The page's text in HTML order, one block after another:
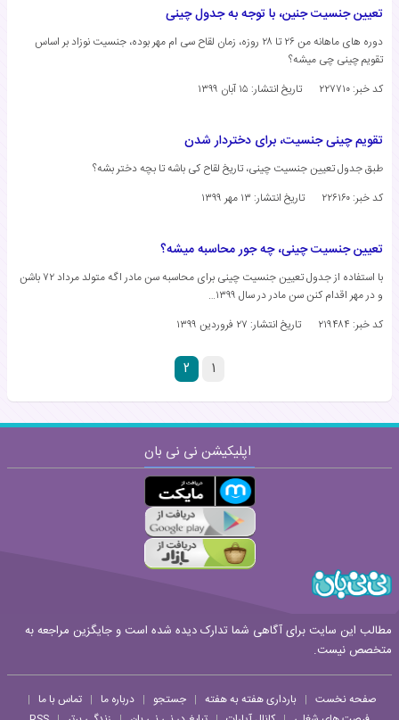
تعیین جنسیت جنین، با توجه به جدول چینی
دوره های ماهانه من ۲۶ تا ۲۸ روزه، زمان لقاح سی ام مهر بوده، جنسیت نوزاد بر اساس
تقویم چینی چی میشه؟
کد خبر: ۲۲۷۷۱۰
تاریخ انتشار: ۱۵ آبان ۱۳۹۹
تقویم چینی جنسیت، برای دختردار شدن
طبق جدول تعیین جنسیت چینی، تاریخ لقاح کی باشه تا بچه دختر بشه؟
کد خبر: ۲۲۶۱۶۰
تاریخ انتشار: ۱۳ مهر ۱۳۹۹
تعیین جنسیت چینی، چه جور محاسبه میشه؟
با استفاده از جدول تعیین جنسیت چینی برای محاسبه سن مادر اگه متولد مرداد ۷۲ باشن
و در مهر اقدام کنن سن مادر در سال ۱۳۹۹…
کد خبر: ۲۱۹۴۸۴
تاریخ انتشار: ۲۷ فروردین ۱۳۹۹
۱ ۲
اپلیکیشن نی نی بان
مطالب این سایت برای آگاهی شما تدارک دیده شده است و جایگزین مراجعه به
متخصص نیست.
صفحه نخست | بارداری هفته به هفته | جستجو | درباره ما | تماس با ما |